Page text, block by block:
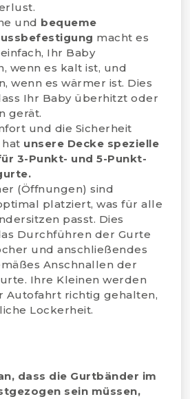
und bequeme
macht es
Ihr Baby
wenn es kalt ist, und
wenn es wärmer ist. Dies
Ihr Baby überhitzt oder
gerät.
und die Sicherheit
hat unsere Decke spezielle
3-Punkt- und 5-Punkt-
(Öffnungen) sind
platziert, was für alle
passt. Dies
Durchführen der Gurte
und anschließendes
Anschnallen der
Ihre Kleinen werden
Autofahrt richtig gehalten,
Lockerheit.
dass die Gurtbänder im
sein müssen,